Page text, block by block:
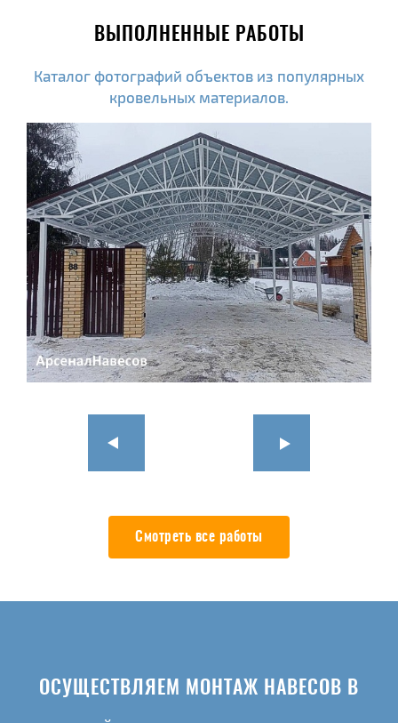
ВЫПОЛНЕННЫЕ РАБОТЫ
Каталог фотографий объектов из популярных
кровельных материалов.
Смотреть все работы
ОСУЩЕСТВЛЯЕМ МОНТАЖ НАВЕСОВ В